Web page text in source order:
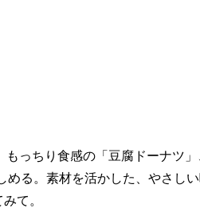
っちり食感の「豆腐ドーナツ
る。素材を活かした、やさし
て。